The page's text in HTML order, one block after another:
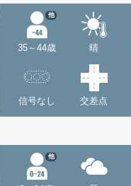
35～44歳
他
晴
信号なし 交差点
他